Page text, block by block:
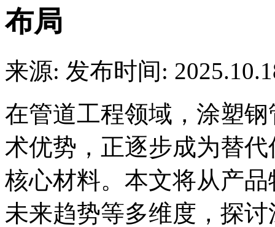
布局
来源: 发布时间:
在管道工程领域，涂塑
术优势，正逐步成为替
核心材料。本文将从产
未来趋势等多维度，探